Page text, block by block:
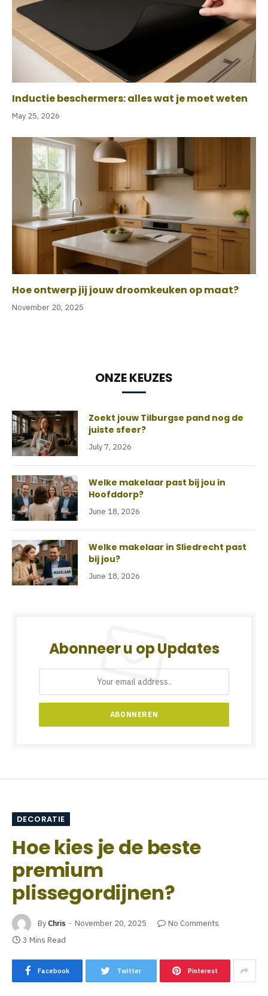
Inductie beschermers: alles wat je moet weten
May 25, 2026
Hoe ontwerp jij jouw droomkeuken op maat?
November 20, 2025
ONZE KEUZES
Zoekt jouw Tilburgse pand nog de
juiste sfeer?
July 7, 2026
Welke makelaar past bij jou in
Hoofddorp?
June 18, 2026
Welke makelaar in Sliedrecht past
bij jou?
June 18, 2026
Abonneer u op Updates
DECORATIE
Hoe kies je de beste
premium
plissegordijnen?
By Chris November 20, 2025
No Comments
3 Mins Read
Facebook Twitter Pinterest